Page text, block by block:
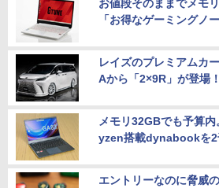
お値段そのままでメモ
「お得なゲーミングノー
レイズのプレミアムカ
Aから「2×9R」が登場！
メモリ32GBでも予算
yzen搭載dynabookを2
エントリーなのに脅威